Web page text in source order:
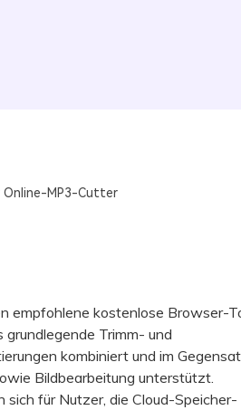
MP3-Cutter
empfohlene kostenlose Browser-
Trimm- und
kombiniert und im
Bildbearbeitung unterstützt.
für Nutzer, die Cloud-Speicher-